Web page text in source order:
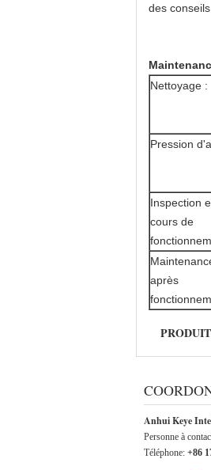
des
Nettoyage :
Pression
Inspection
cours de
après
Anhui Keye
Personne à
Téléphone: +86